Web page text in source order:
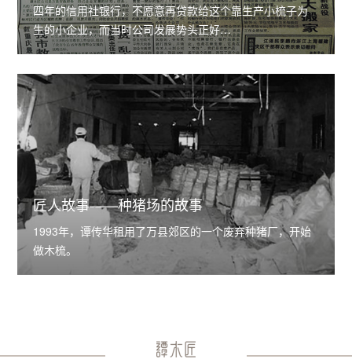
四年的信用社银行，不愿意再贷款给这个靠生产小梳子为
生的小企业，而当时公司发展势头正好…
匠人故事——种猪场的故事
1993年，谭传华租用了万县郊区的一个废弃种猪厂，开始
做木梳。